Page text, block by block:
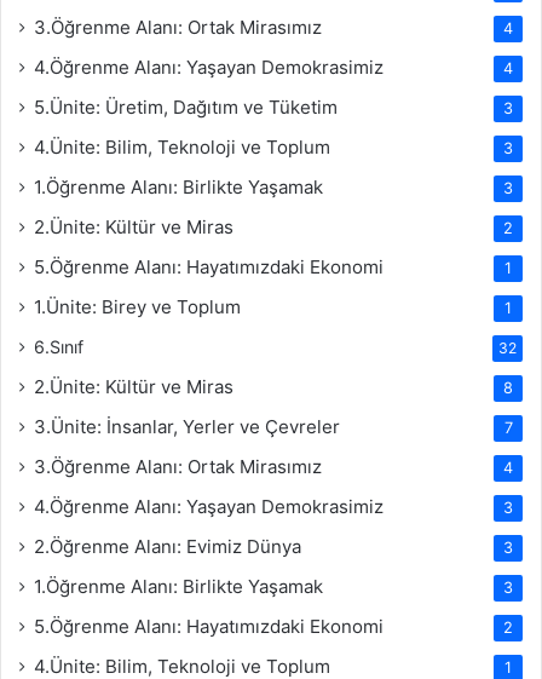
3.Öğrenme Alanı: Ortak Mirasımız 4
4.Öğrenme Alanı: Yaşayan Demokrasimiz 4
5.Ünite: Üretim, Dağıtım ve Tüketim 3
4.Ünite: Bilim, Teknoloji ve Toplum 3
1.Öğrenme Alanı: Birlikte Yaşamak 3
2.Ünite: Kültür ve Miras 2
5.Öğrenme Alanı: Hayatımızdaki Ekonomi 1
1.Ünite: Birey ve Toplum 1
6.Sınıf 32
2.Ünite: Kültür ve Miras 8
3.Ünite: İnsanlar, Yerler ve Çevreler 7
3.Öğrenme Alanı: Ortak Mirasımız 4
4.Öğrenme Alanı: Yaşayan Demokrasimiz 3
2.Öğrenme Alanı: Evimiz Dünya 3
1.Öğrenme Alanı: Birlikte Yaşamak 3
5.Öğrenme Alanı: Hayatımızdaki Ekonomi 2
4.Ünite: Bilim, Teknoloji ve Toplum 1